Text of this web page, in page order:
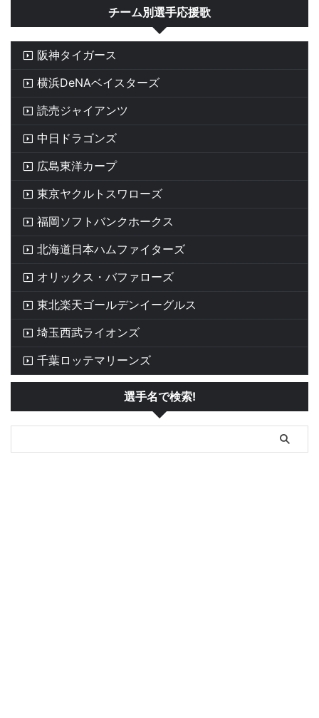
チーム別選手応援歌
阪神タイガース
横浜DeNAベイスターズ
読売ジャイアンツ
中日ドラゴンズ
広島東洋カープ
東京ヤクルトスワローズ
福岡ソフトバンクホークス
北海道日本ハムファイターズ
オリックス・バファローズ
東北楽天ゴールデンイーグルス
埼玉西武ライオンズ
千葉ロッテマリーンズ
選手名で検索!